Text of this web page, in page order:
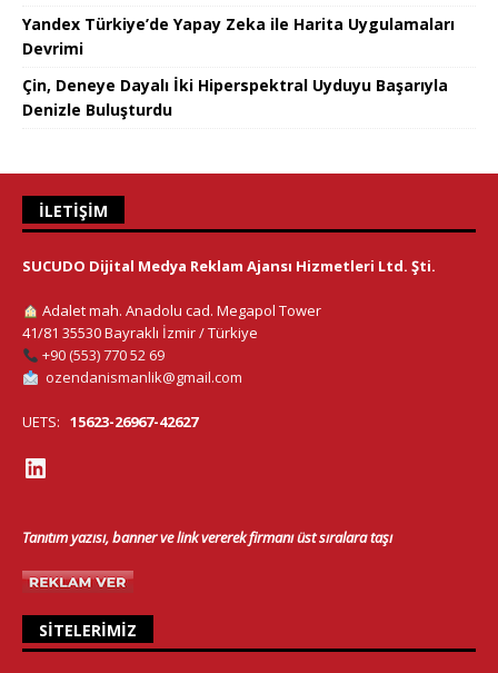
Yandex Türkiye’de Yapay Zeka ile Harita Uygulamaları
Devrimi
Çin, Deneye Dayalı İki Hiperspektral Uyduyu Başarıyla
Denizle Buluşturdu
İLETIŞIM
SUCUDO Dijital Medya Reklam Ajansı Hizmetleri Ltd. Şti.
Adalet mah. Anadolu cad. Megapol Tower
41/81 35530 Bayraklı İzmir / Türkiye
+90 (553) 770 52 69
ozendanismanlik@gmail.com
UETS: 15623-26967-42627
Tanıtım yazısı, banner ve link vererek firmanı üst sıralara taşı
SITELERIMIZ